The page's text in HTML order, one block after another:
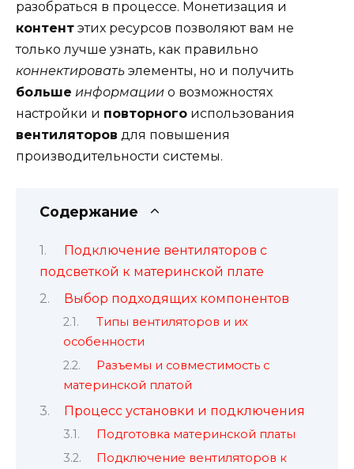
разобраться в процессе. Монетизация и
контент этих ресурсов позволяют вам не
только лучше узнать, как правильно
коннектировать элементы, но и получить
больше информации о возможностях
настройки и повторного использования
вентиляторов для повышения
производительности системы.
Содержание
Подключение вентиляторов с
подсветкой к материнской плате
Выбор подходящих компонентов
Типы вентиляторов и их
особенности
Разъемы и совместимость с
материнской платой
Процесс установки и подключения
Подготовка материнской платы
Подключение вентиляторов к